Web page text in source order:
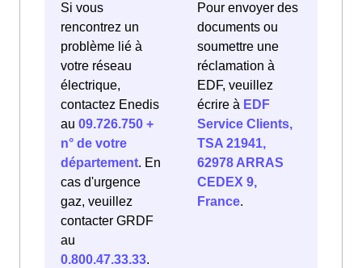
Si vous
rencontrez un
problème lié à
votre réseau
électrique,
contactez Enedis
au 09.726.750 +
n° de votre
département. En
cas d'urgence
gaz, veuillez
contacter GRDF
au
0.800.47.33.33.
Pour envoyer des
documents ou
soumettre une
réclamation à
EDF, veuillez
écrire à EDF
Service Clients,
TSA 21941,
62978 ARRAS
CEDEX 9,
France.